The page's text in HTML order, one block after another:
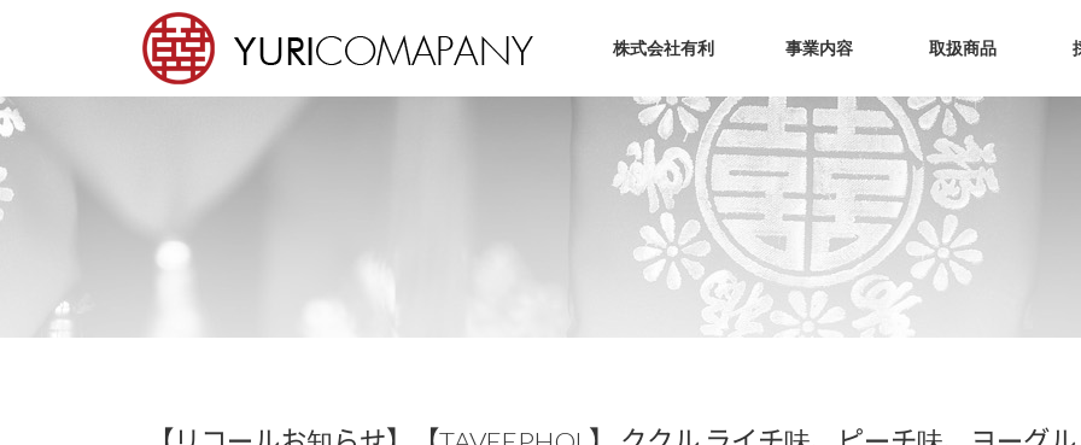
株式会社有利
会社理念
会社概要
事業内容
流通・物流
海苔製造
卸販売
取扱商品
お菓子
ソース
ドリンク
ラーメン
食材料